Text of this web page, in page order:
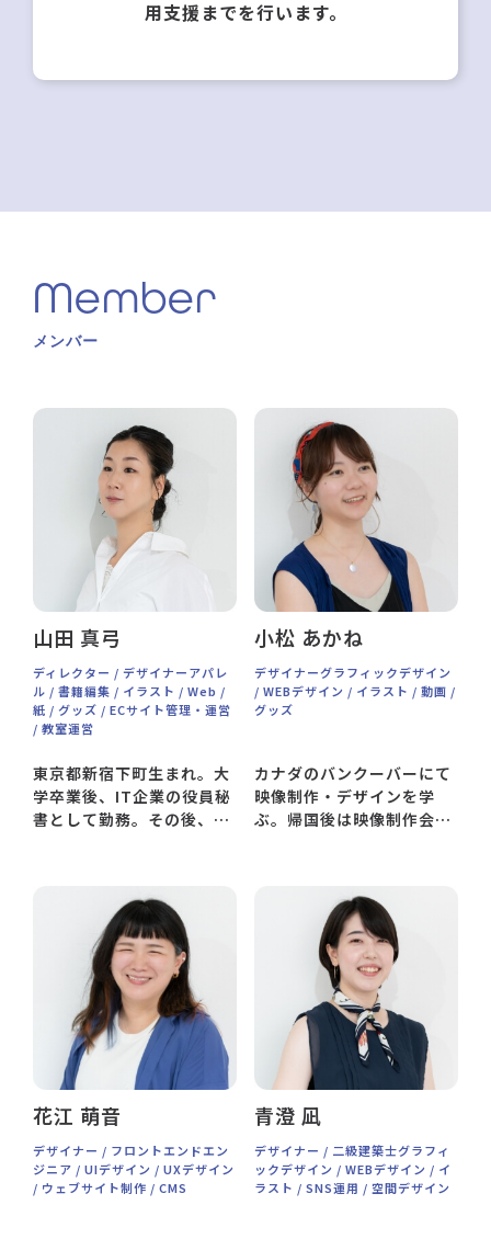
用支援までを行います。
Member
メンバー
山田 真弓
ディレクター / デザイナーアパレ
ル / 書籍編集 / イラスト / Web /
紙 / グッズ / ECサイト管理・運営
/ 教室運営
東京都新宿下町生まれ。大
学卒業後、IT企業の役員秘
書として勤務。その後、ア
ャー企業で経験を積みなが
ら、様々な分野でのデザイ
ンワークに携わる。その中
で、起業や経営、チームづ
くりの面白さを知ることが
できました。出産を機にフ
リーランスに転身し、医療
業界を中心にデザイン活動
を開始。2021年Shinari
Design起業。なぜだか
2016年バレエ教室まで開
講。多動が止まらないのが
目下の悩み。
小松 あかね
デザイナーグラフィックデザイン
/ WEBデザイン / イラスト / 動画 /
グッズ
カナダのバンクーバーにて
映像制作・デザインを学
ぶ。帰国後は映像制作会社
に精を出す。その後ゲーム
会社のインハウスデザイナ
ー等を経て、2021年、
Shinari Design参画。
花江 萌音
デザイナー / フロントエンドエン
ジニア / UIデザイン / UXデザイン
/ ウェブサイト制作 / CMS
青澄 凪
デザイナー / 二級建築士グラフィ
ックデザイン / WEBデザイン / イ
ラスト / SNS運用 / 空間デザイン